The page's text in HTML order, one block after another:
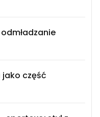
jako część